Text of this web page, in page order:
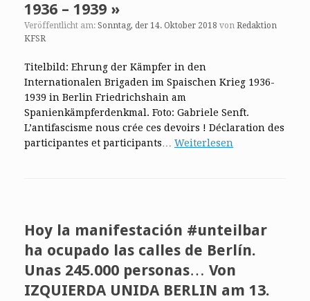
1936 – 1939 »
Veröffentlicht am: Sonntag, der 14. Oktober 2018 von Redaktion
KFSR
Titelbild: Ehrung der Kämpfer in den
Internationalen Brigaden im Spaischen Krieg 1936-
1939 in Berlin Friedrichshain am
Spanienkämpferdenkmal. Foto: Gabriele Senft.
L’antifascisme nous crée ces devoirs ! Déclaration des
participantes et participants… Weiterlesen
Hoy la manifestación #unteilbar
ha ocupado las calles de Berlín.
Unas 245.000 personas… Von
IZQUIERDA UNIDA BERLIN am 13.